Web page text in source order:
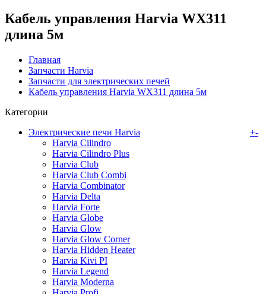
Кабель управления Harvia WX311
длина 5м
Главная
Запчасти Harvia
Запчасти для электрических печей
Кабель управления Harvia WX311 длина 5м
Категории
Электрические печи Harvia
+-
Harvia Cilindro
Harvia Cilindro Plus
Harvia Club
Harvia Club Combi
Harvia Combinator
Harvia Delta
Harvia Forte
Harvia Globe
Harvia Glow
Harvia Glow Corner
Harvia Hidden Heater
Harvia Kivi PI
Harvia Legend
Harvia Moderna